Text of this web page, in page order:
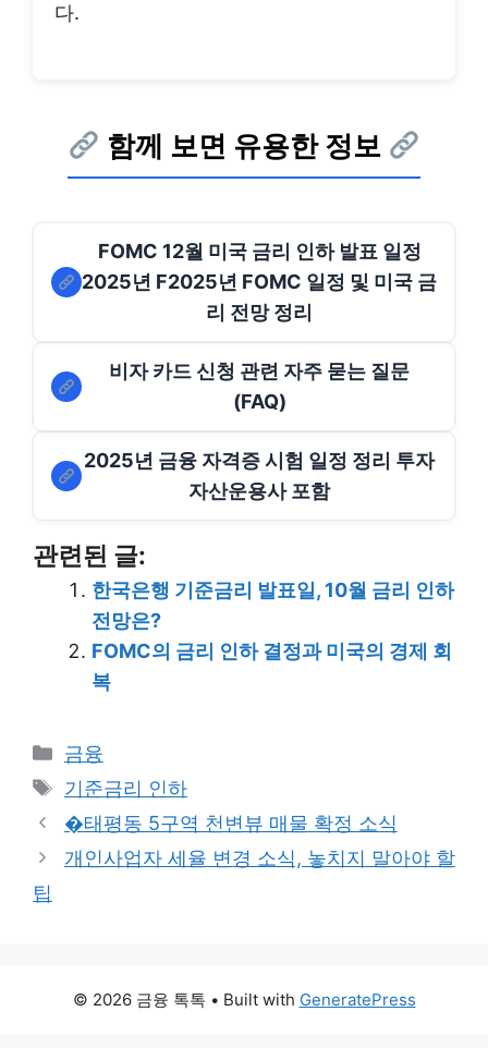
다.
함께 보면 유용한 정보
FOMC 12월 미국 금리 인하 발표 일정
2025년 F2025년 FOMC 일정 및 미국 금
리 전망 정리
비자 카드 신청 관련 자주 묻는 질문
(FAQ)
2025년 금융 자격증 시험 일정 정리 투자
자산운용사 포함
관련된 글:
한국은행 기준금리 발표일, 10월 금리 인하
전망은?
FOMC의 금리 인하 결정과 미국의 경제 회
복
Categories
금융
Tags
기준금리 인하
�태평동 5구역 천변뷰 매물 확정 소식
개인사업자 세율 변경 소식, 놓치지 말아야 할
팁
© 2026 금융 톡톡 • Built with GeneratePress